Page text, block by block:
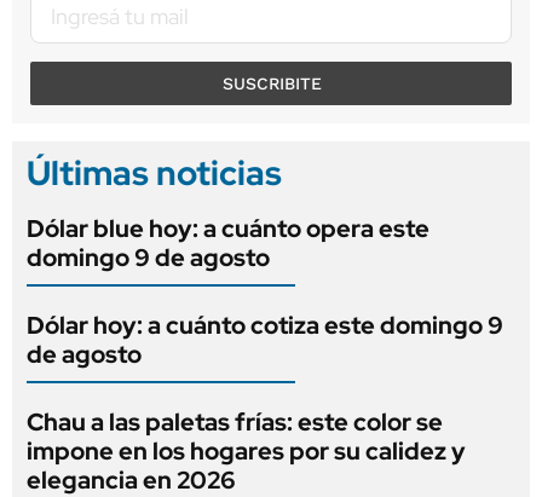
SUSCRIBITE
Últimas noticias
Dólar blue hoy: a cuánto opera este
domingo 9 de agosto
Dólar hoy: a cuánto cotiza este domingo 9
de agosto
Chau a las paletas frías: este color se
impone en los hogares por su calidez y
elegancia en 2026